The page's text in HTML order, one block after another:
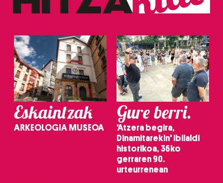
Eskaintzak
ARKEOLOGIA MUSEOA
Gure berri.
'Atzera begira,
Dinamitarekin' ibilaldi
historikoa, 36ko
gerraren 90.
urteurrenean